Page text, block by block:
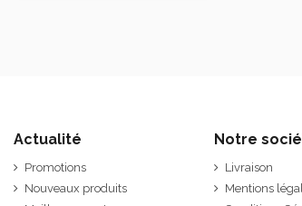
Actualité
Promotions
Nouveaux produits
Notre
Livraison
Mentions